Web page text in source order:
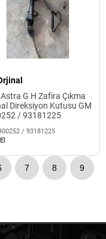
G H Zafira Çıkma
Direksiyon Kutusu GM
/ 93181225
/ 93181225
7 8 9